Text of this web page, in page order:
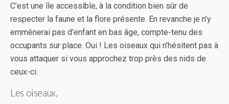
C’est une île accessible, à la condition bien sûr de
respecter la faune et la flore présente. En revanche je n’y
emmènerai pas d’enfant en bas âge, compte-tenu des
occupants sur place. Oui ! Les oiseaux qui n’hésitent pas à
vous attaquer si vous approchez trop près des nids de
ceux-ci.
Les oiseaux,